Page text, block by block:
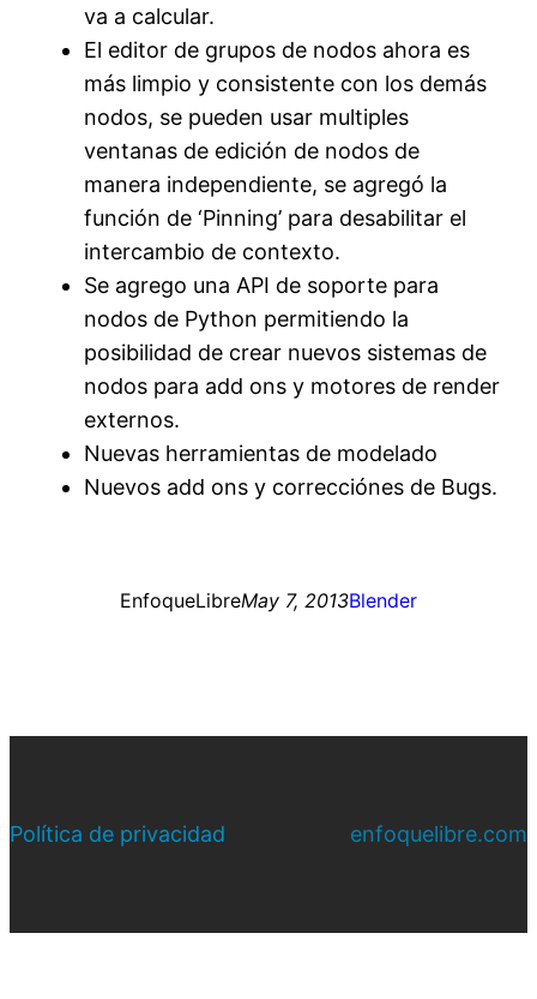
va a calcular.
El editor de grupos de nodos ahora es
más limpio y consistente con los demás
nodos, se pueden usar multiples
ventanas de edición de nodos de
manera independiente, se agregó la
función de ‘Pinning’ para desabilitar el
intercambio de contexto.
Se agrego una API de soporte para
nodos de Python permitiendo la
posibilidad de crear nuevos sistemas de
nodos para add ons y motores de render
externos.
Nuevas herramientas de modelado
Nuevos add ons y correcciónes de Bugs.
EnfoqueLibreMay 7, 2013Blender
Política de privacidad enfoquelibre.com